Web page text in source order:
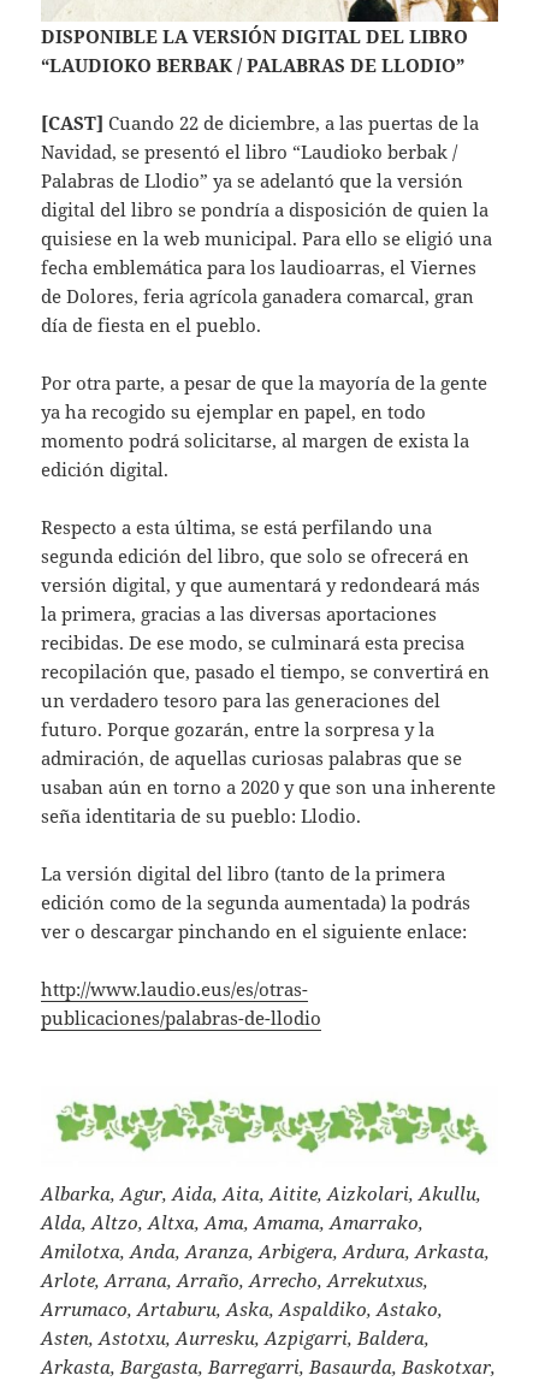
DISPONIBLE LA VERSIÓN DIGITAL DEL LIBRO
“LAUDIOKO BERBAK / PALABRAS DE LLODIO”
[CAST] Cuando 22 de diciembre, a las puertas de la
Navidad, se presentó el libro “Laudioko berbak /
Palabras de Llodio” ya se adelantó que la versión
digital del libro se pondría a disposición de quien la
quisiese en la web municipal. Para ello se eligió una
fecha emblemática para los laudioarras, el Viernes
de Dolores, feria agrícola ganadera comarcal, gran
día de fiesta en el pueblo.
Por otra parte, a pesar de que la mayoría de la gente
ya ha recogido su ejemplar en papel, en todo
momento podrá solicitarse, al margen de exista la
edición digital.
Respecto a esta última, se está perfilando una
segunda edición del libro, que solo se ofrecerá en
versión digital, y que aumentará y redondeará más
la primera, gracias a las diversas aportaciones
recibidas. De ese modo, se culminará esta precisa
recopilación que, pasado el tiempo, se convertirá en
un verdadero tesoro para las generaciones del
futuro. Porque gozarán, entre la sorpresa y la
admiración, de aquellas curiosas palabras que se
usaban aún en torno a 2020 y que son una inherente
seña identitaria de su pueblo: Llodio.
La versión digital del libro (tanto de la primera
edición como de la segunda aumentada) la podrás
ver o descargar pinchando en el siguiente enlace:
http://www.laudio.eus/es/otras-
publicaciones/palabras-de-llodio
Albarka, Agur, Aida, Aita, Aitite, Aizkolari, Akullu,
Alda, Altzo, Altxa, Ama, Amama, Amarrako,
Amilotxa, Anda, Aranza, Arbigera, Ardura, Arkasta,
Arlote, Arrana, Arraño, Arrecho, Arrekutxus,
Arrumaco, Artaburu, Aska, Aspaldiko, Astako,
Asten, Astotxu, Aurresku, Azpigarri, Baldera,
Arkasta, Bargasta, Barregarri, Basaurda, Baskotxar,